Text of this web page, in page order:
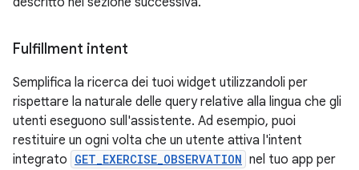
Fulfillment intent
Semplifica la ricerca dei tuoi widget utilizzandoli per
rispettare la naturale delle query relative alla lingua che gli
utenti eseguono sull'assistente. Ad esempio, puoi
restituire un ogni volta che un utente attiva l'intent
integrato GET_EXERCISE_OBSERVATION nel tuo app per